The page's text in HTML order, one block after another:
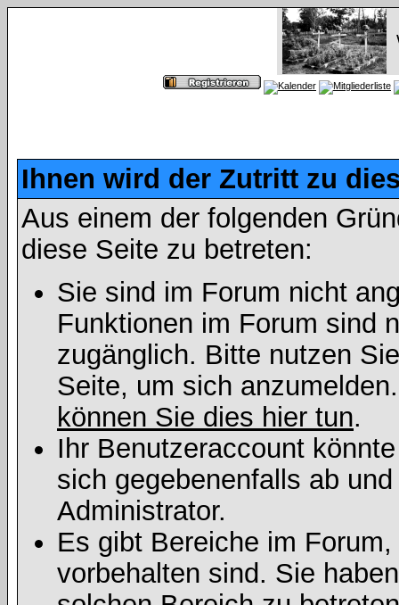
Ihnen wird der Zutritt zu
Aus einem der folgenden
diese Seite zu betreten:
Sie sind im Forum nicht
Funktionen im Forum sind
zugänglich. Bitte nutzen
Seite, um sich
können Sie dies hier tun.
Ihr Benutzeraccount
sich gegebenenfalls ab
Administrator.
Es gibt Bereiche im
vorbehalten sind. Sie